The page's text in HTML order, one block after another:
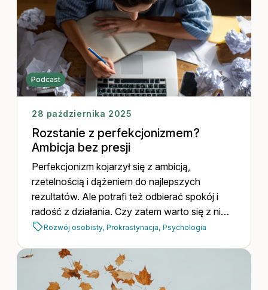
Podcast
28 października 2025
Rozstanie z perfekcjonizmem?
Ambicja bez presji
Perfekcjonizm kojarzył się z ambicją,
rzetelnością i dążeniem do najlepszych
rezultatów. Ale potrafi też odbierać spokój i
radość z działania. Czy zatem warto się z nim
rozstać?
Rozwój osobisty, Prokrastynacja, Psychologia